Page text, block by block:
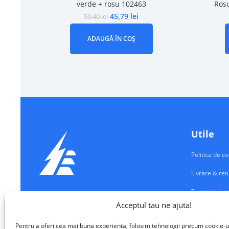
Acceptul tau ne ajuta!
Pentru a oferi cea mai buna experienta, folosim tehnologii precum cookie-
verde + rosu 102463
59,40lei 45,79 lei
ADAUGĂ ÎN COȘ
Echipamente Electrice
Utile
Politica de
Livrare &
Termeni si
Contul meu